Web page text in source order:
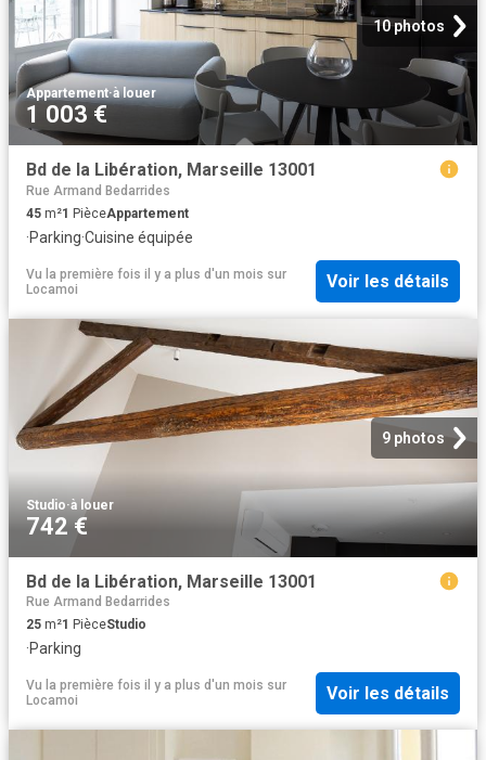
10 photos
Appartement·à louer
1 003 €
Bd de la Libération, Marseille 13001
Rue Armand Bedarrides
45 m²1 PièceAppartement
·Parking·Cuisine équipée
Vu la première fois il y a plus d'un mois sur
Locamoi
Voir les détails
9 photos
Studio·à louer
742 €
Bd de la Libération, Marseille 13001
Rue Armand Bedarrides
25 m²1 PièceStudio
·Parking
Vu la première fois il y a plus d'un mois sur
Locamoi
Voir les détails